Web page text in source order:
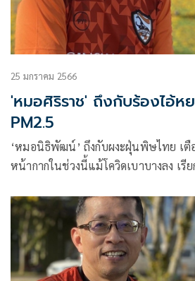
25 มกราคม 2566
'หมอศิริราช' ถึงกับร้องไอ้ห
PM2.5
‘หมอนิธิพัฒน์’ ถึงกับผงะฝุ่นพิษไทย เตื
หน้ากากในช่วงนี้แม้โควิดเบาบางลง เรี